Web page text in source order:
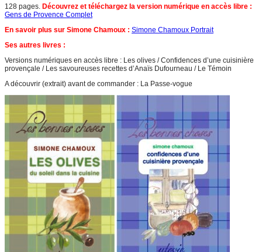
128 pages. Découvrez et téléchargez la version numérique en accès libre :
Gens de Provence Complet
En savoir plus sur Simone Chamoux : Simone Chamoux Portrait
Ses autres livres :
Versions numériques en accès libre : Les olives / Confidences d’une cuisinière
provençale / Les savoureuses recettes d’Anaïs Dufourneau / Le Témoin
A découvrir (extrait) avant de commander : La Passe-vogue